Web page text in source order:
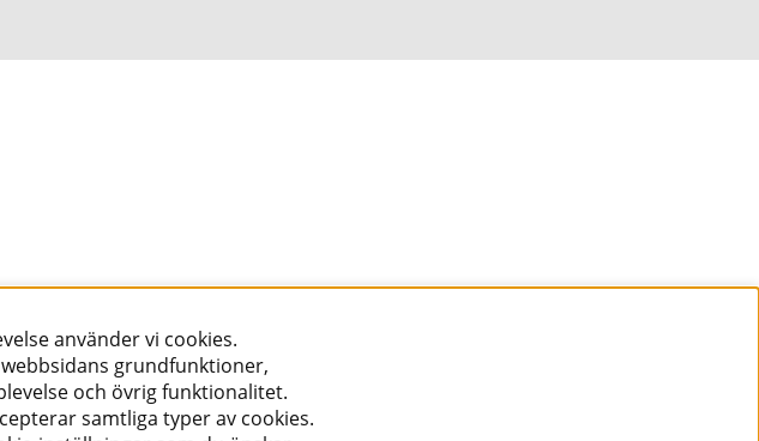
använder vi cookies.
grundfunktioner,
och övrig funktionalitet.
samtliga typer av cookies.